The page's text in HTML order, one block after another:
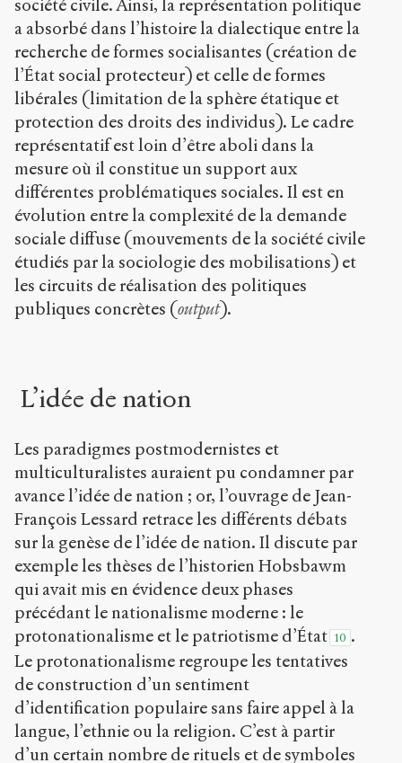
société civile. Ainsi, la représentation politique
a absorbé dans l’histoire la dialectique entre la
recherche de formes socialisantes (création de
l’État social protecteur) et celle de formes
libérales (limitation de la sphère étatique et
protection des droits des individus). Le cadre
représentatif est loin d’être aboli dans la
mesure où il constitue un support aux
différentes problématiques sociales. Il est en
évolution entre la complexité de la demande
sociale diffuse (mouvements de la société civile
étudiés par la sociologie des mobilisations) et
les circuits de réalisation des politiques
publiques concrètes (output).
L’idée de nation
Les paradigmes postmodernistes et
multiculturalistes auraient pu condamner par
avance l’idée de nation ; or, l’ouvrage de Jean-
François Lessard retrace les différents débats
sur la genèse de l’idée de nation. Il discute par
exemple les thèses de l’historien Hobsbawm
qui avait mis en évidence deux phases
précédant le nationalisme moderne : le
protonationalisme et le patriotisme d’État 10 .
Le protonationalisme regroupe les tentatives
de construction d’un sentiment
d’identification populaire sans faire appel à la
langue, l’ethnie ou la religion. C’est à partir
d’un certain nombre de rituels et de symboles